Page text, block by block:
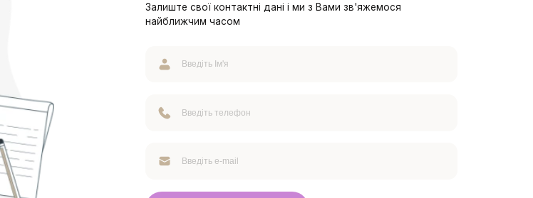
Залиште свої контактні дані і ми з Вами зв'яжемося
найближчим часом